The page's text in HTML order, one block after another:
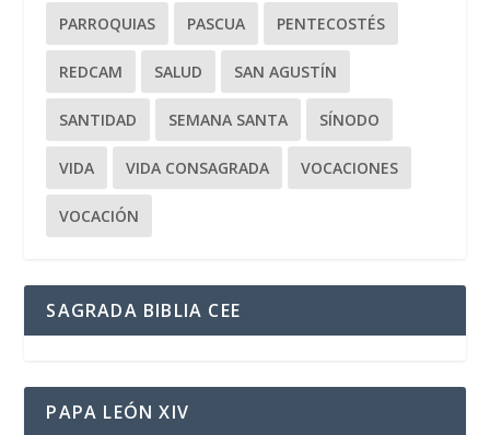
PARROQUIAS PASCUA PENTECOSTÉS
REDCAM SALUD SAN AGUSTÍN
SANTIDAD SEMANA SANTA SÍNODO
VIDA VIDA CONSAGRADA VOCACIONES
VOCACIÓN
SAGRADA BIBLIA CEE
PAPA LEÓN XIV